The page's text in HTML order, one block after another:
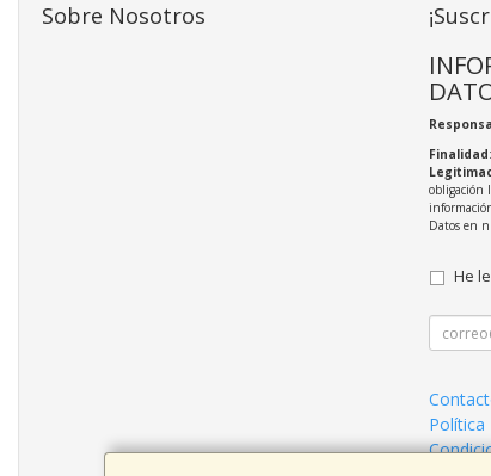
Sobre Nosotros
Finalidad
obligación
Datos en
He
Política